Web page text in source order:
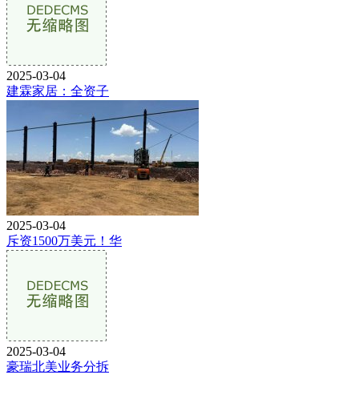
2025-03-04
建霖家居：全资子
2025-03-04
斥资1500万美元！华
2025-03-04
豪瑞北美业务分拆